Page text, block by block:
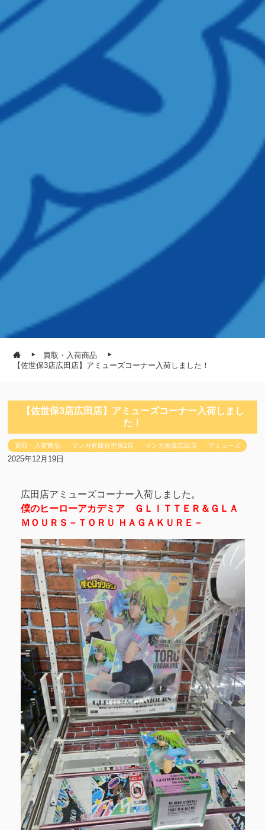
買取・入荷商品
【佐世保3店広田店】アミューズコーナー入荷しました！
【佐世保3店広田店】アミューズコーナー入荷しまし
た！
買取・入荷商品 マンガ倉庫佐世保2店 マンガ倉庫広田店 アミューズ
2025年12月19日
広田店アミューズコーナー入荷しました。
僕のヒーローアカデミア ＧＬＩＴＴＥＲ＆ＧＬＡ
ＭＯＵＲＳ－ＴＯＲＵ ＨＡＧＡＫＵＲＥ－